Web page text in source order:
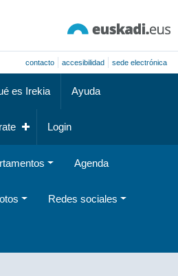
contacto accesibilidad sede electrónica
es Irekia Ayuda
Login
Agenda
Redes sociales